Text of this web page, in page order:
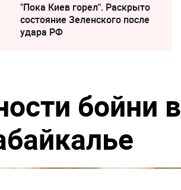
"Пока Киев горел". Раскрыто
состояние Зеленского после
удара РФ
бойни в